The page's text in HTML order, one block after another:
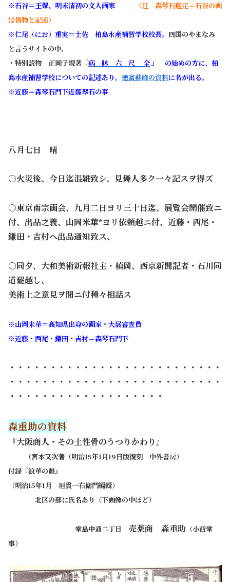
※石谷＝王翬、明末清初の文人画家
（注 森琴石鑑定＝石谷の画
は偽物と記述）
※仁尾（にお）重実＝土佐 柏島水産補習学校校長。 四国のやまなみ
と言うサイトの中、
・特別読物 正岡子規著『病 牀 六 尺 全』 の始めの方に、柏
島水産補習学校についての記述あり。 徳富蘇峰の資料に名が出る。
※近藤＝森琴石門下近藤翆石の事
八月七日 晴
○火災後、今日迄混雑致シ、見舞人多ク一々記スヲ得ズ
○東京南宗画会、九月二日ヨリ三十日迄、展覧会開催致ニ
付、出品之義、山岡米華*ヨリ依頼越ニ付、近藤・西尾・
鎌田・吉村ヘ出品通知致ス、
○同夕、大和美術新報社主・槙岡、西京新聞記者・石川同
道罷越し、
美術上之意見ヲ聞ニ付種々相話ス
※山岡米華＝高知県出身の画家・ 大展審査員
※近藤・西尾・鎌田・吉村＝森琴石門下
・・・・・・・・・・・・・・・・・・・・・・・・・・
・・・・・・・・・・・・・・・・・・・・・・・・・・
・・・・・・・・・・・・・・・・・・・
森重助の資料
『大阪商人・その土性骨のうつりかわり』
（宮本又次著（明治15年1月19日版復刻 中外書房）
付録『浪華の魁』
（明治15年1月 垣貫一右衛門編輯）
北区の部に氏名あり（下画像の中ほど）
堂島中通二丁目 売薬商 森重助 （小西堂
事）